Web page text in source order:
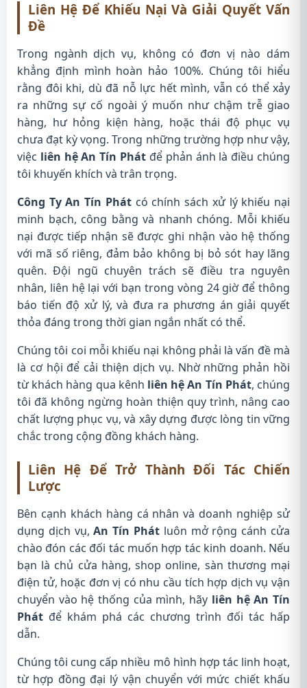
Liên Hệ Để Khiếu Nại Và Giải Quyết Vấn
Đề
Trong ngành dịch vụ, không có đơn vị nào dám
khẳng định mình hoàn hảo 100%. Chúng tôi hiểu
rằng đôi khi, dù đã nỗ lực hết mình, vẫn có thể xảy
ra những sự cố ngoài ý muốn như chậm trễ giao
hàng, hư hỏng kiện hàng, hoặc thái độ phục vụ
chưa đạt kỳ vọng. Trong những trường hợp như vậy,
việc liên hệ An Tín Phát để phản ánh là điều chúng
tôi khuyến khích và trân trọng.
Công Ty An Tín Phátcó chính sách xử lý khiếu nại
minh bạch, công bằng và nhanh chóng. Mỗi khiếu
nại được tiếp nhận sẽ được ghi nhận vào hệ thống
với mã số riêng, đảm bảo không bị bỏ sót hay lãng
quên. Đội ngũ chuyên trách sẽ điều tra nguyên
nhân, liên hệ lại với bạn trong vòng 24 giờ để thông
báo tiến độ xử lý, và đưa ra phương án giải quyết
thỏa đáng trong thời gian ngắn nhất có thể.
Chúng tôi coi mỗi khiếu nại không phải là vấn đề mà
là cơ hội để cải thiện dịch vụ. Nhờ những phản hồi
từ khách hàng qua kênh liên hệ An Tín Phát, chúng
tôi đã không ngừng hoàn thiện quy trình, nâng cao
chất lượng phục vụ, và xây dựng được lòng tin vững
chắc trong cộng đồng khách hàng.
Liên Hệ Để Trở Thành Đối Tác Chiến
Lược
Bên cạnh khách hàng cá nhân và doanh nghiệp sử
dụng dịch vụ,An Tín Phát luôn mở rộng cánh cửa
chào đón các đối tác muốn hợp tác kinh doanh. Nếu
bạn là chủ cửa hàng, shop online, sàn thương mại
điện tử, hoặc đơn vị có nhu cầu tích hợp dịch vụ vận
chuyển vào hệ thống của mình, hãy liên hệ An Tín
Phát để khám phá các chương trình đối tác hấp
dẫn.
Chúng tôi cung cấp nhiều mô hình hợp tác linh hoạt,
từ hợp đồng đại lý vận chuyển với mức chiết khấu